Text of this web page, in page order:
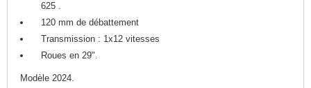
625 .
120 mm de débattement
Transmission : 1x12 vitesses
Roues en 29".
Modèle 2024.